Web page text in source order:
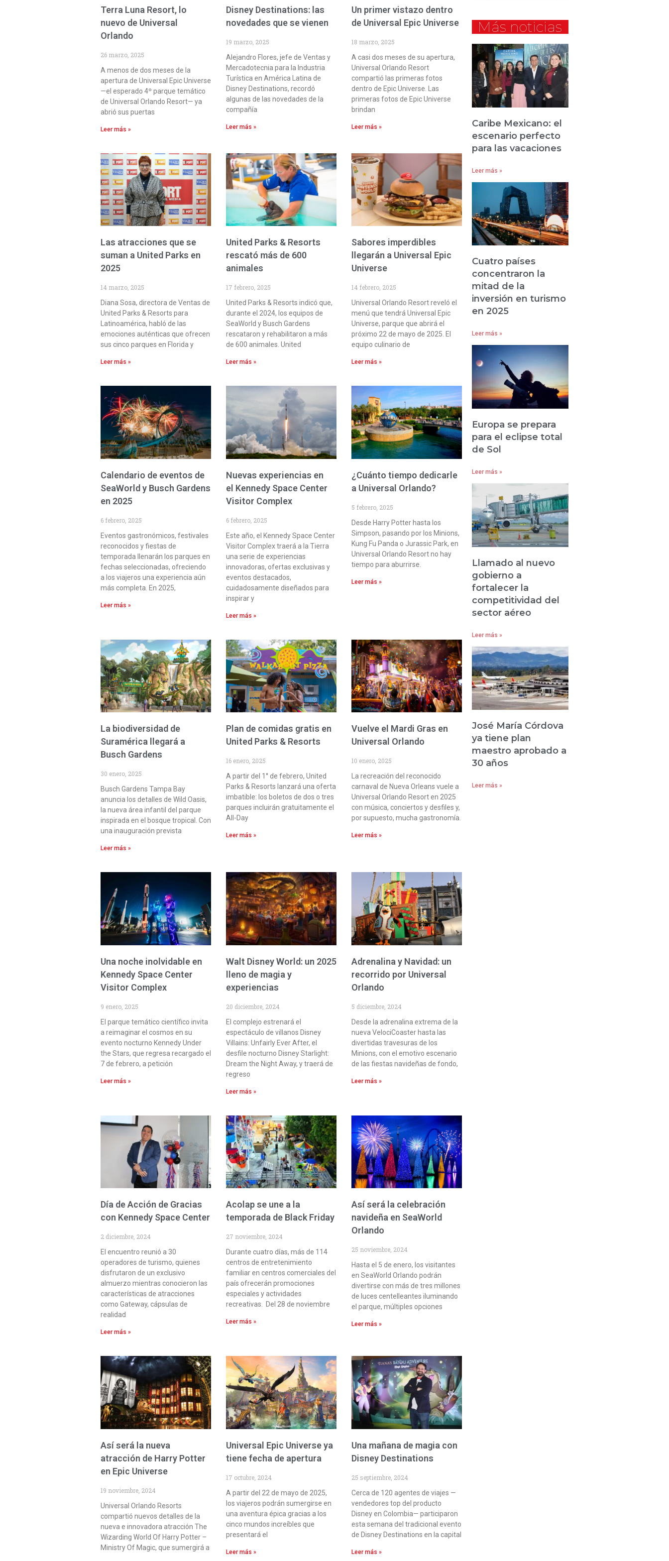
Terra Luna Resort, lo
nuevo de Universal
Orlando
26 marzo, 2025
A menos de dos meses de la
apertura de Universal Epic Universe
—el esperado 4º parque temático
de Universal Orlando Resort— ya
abrió sus puertas
Leer más »
Disney Destinations: las
novedades que se vienen
19 marzo, 2025
Alejandro Flores, jefe de Ventas y
Mercadotecnia para la Industria
Turística en América Latina de
Disney Destinations, recordó
algunas de las novedades de la
compañía
Leer más »
Un primer vistazo dentro
de Universal Epic Universe
18 marzo, 2025
A casi dos meses de su apertura,
Universal Orlando Resort
compartió las primeras fotos
dentro de Epic Universe. Las
primeras fotos de Epic Universe
brindan
Leer más »
Las atracciones que se
suman a United Parks en
2025
14 marzo, 2025
Diana Sosa, directora de Ventas de
United Parks & Resorts para
Latinoamérica, habló de las
emociones auténticas que ofrecen
sus cinco parques en Florida y
Leer más »
United Parks & Resorts
rescató más de 600
animales
17 febrero, 2025
United Parks & Resorts indicó que,
durante el 2024, los equipos de
SeaWorld y Busch Gardens
rescataron y rehabilitaron a más
de 600 animales. United
Leer más »
Sabores imperdibles
llegarán a Universal Epic
Universe
14 febrero, 2025
Universal Orlando Resort reveló el
menú que tendrá Universal Epic
Universe, parque que abrirá el
próximo 22 de mayo de 2025. El
equipo culinario de
Leer más »
Calendario de eventos de
SeaWorld y Busch Gardens
en 2025
6 febrero, 2025
Eventos gastronómicos, festivales
reconocidos y fiestas de
temporada llenarán los parques en
fechas seleccionadas, ofreciendo
a los viajeros una experiencia aún
más completa. En 2025,
Leer más »
Nuevas experiencias en
el Kennedy Space Center
Visitor Complex
6 febrero, 2025
Este año, el Kennedy Space Center
Visitor Complex traerá a la Tierra
una serie de experiencias
innovadoras, ofertas exclusivas y
eventos destacados,
cuidadosamente diseñados para
inspirar y
Leer más »
¿Cuánto tiempo dedicarle
a Universal Orlando?
5 febrero, 2025
Desde Harry Potter hasta los
Simpson, pasando por los Minions,
Kung Fu Panda o Jurassic Park, en
Universal Orlando Resort no hay
tiempo para aburrirse.
Leer más »
La biodiversidad de
Suramérica llegará a
Busch Gardens
30 enero, 2025
Busch Gardens Tampa Bay
anuncia los detalles de Wild Oasis,
la nueva área infantil del parque
inspirada en el bosque tropical. Con
una inauguración prevista
Leer más »
Plan de comidas gratis en
United Parks & Resorts
16 enero, 2025
A partir del 1° de febrero, United
Parks & Resorts lanzará una oferta
imbatible: los boletos de dos o tres
parques incluirán gratuitamente el
All-Day
Leer más »
Vuelve el Mardi Gras en
Universal Orlando
10 enero, 2025
La recreación del reconocido
carnaval de Nueva Orleans vuele a
Universal Orlando Resort en 2025
con música, conciertos y desfiles y,
por supuesto, mucha gastronomía.
Leer más »
Una noche inolvidable en
Kennedy Space Center
Visitor Complex
9 enero, 2025
El parque temático científico invita
a reimaginar el cosmos en su
evento nocturno Kennedy Under
the Stars, que regresa recargado el
7 de febrero, a petición
Leer más »
Walt Disney World: un 2025
lleno de magia y
experiencias
20 diciembre, 2024
El complejo estrenará el
espectáculo de villanos Disney
Villains: Unfairly Ever After, el
desfile nocturno Disney Starlight:
Dream the Night Away, y traerá de
regreso
Leer más »
Adrenalina y Navidad: un
recorrido por Universal
Orlando
5 diciembre, 2024
Desde la adrenalina extrema de la
nueva VelociCoaster hasta las
divertidas travesuras de los
Minions, con el emotivo escenario
de las fiestas navideñas de fondo,
Leer más »
Día de Acción de Gracias
con Kennedy Space Center
2 diciembre, 2024
El encuentro reunió a 30
operadores de turismo, quienes
disfrutaron de un exclusivo
almuerzo mientras conocieron las
características de atracciones
como Gateway, cápsulas de
realidad
Leer más »
Acolap se une a la
temporada de Black Friday
27 noviembre, 2024
Durante cuatro días, más de 114
centros de entretenimiento
familiar en centros comerciales del
país ofrecerán promociones
especiales y actividades
recreativas. Del 28 de noviembre
Leer más »
Así será la celebración
navideña en SeaWorld
Orlando
25 noviembre, 2024
Hasta el 5 de enero, los visitantes
en SeaWorld Orlando podrán
divertirse con más de tres millones
de luces centelleantes iluminando
el parque, múltiples opciones
Leer más »
Así será la nueva
atracción de Harry Potter
en Epic Universe
19 noviembre, 2024
Universal Orlando Resorts
compartió nuevos detalles de la
nueva e innovadora atracción The
Wizarding World Of Harry Potter –
Ministry Of Magic, que sumergirá a
Universal Epic Universe ya
tiene fecha de apertura
17 octubre, 2024
A partir del 22 de mayo de 2025,
los viajeros podrán sumergirse en
una aventura épica gracias a los
cinco mundos increíbles que
presentará el
Leer más »
Una mañana de magia con
Disney Destinations
25 septiembre, 2024
Cerca de 120 agentes de viajes —
vendedores top del producto
Disney en Colombia— participaron
esta semana del tradicional evento
de Disney Destinations en la capital
Leer más »
Más noticias
Caribe Mexicano: el
escenario perfecto
para las vacaciones
Leer más »
Cuatro países
concentraron la
mitad de la
inversión en turismo
en 2025
Leer más »
Europa se prepara
para el eclipse total
de Sol
Leer más »
Llamado al nuevo
gobierno a
fortalecer la
competitividad del
sector aéreo
Leer más »
José María Córdova
ya tiene plan
maestro aprobado a
30 años
Leer más »